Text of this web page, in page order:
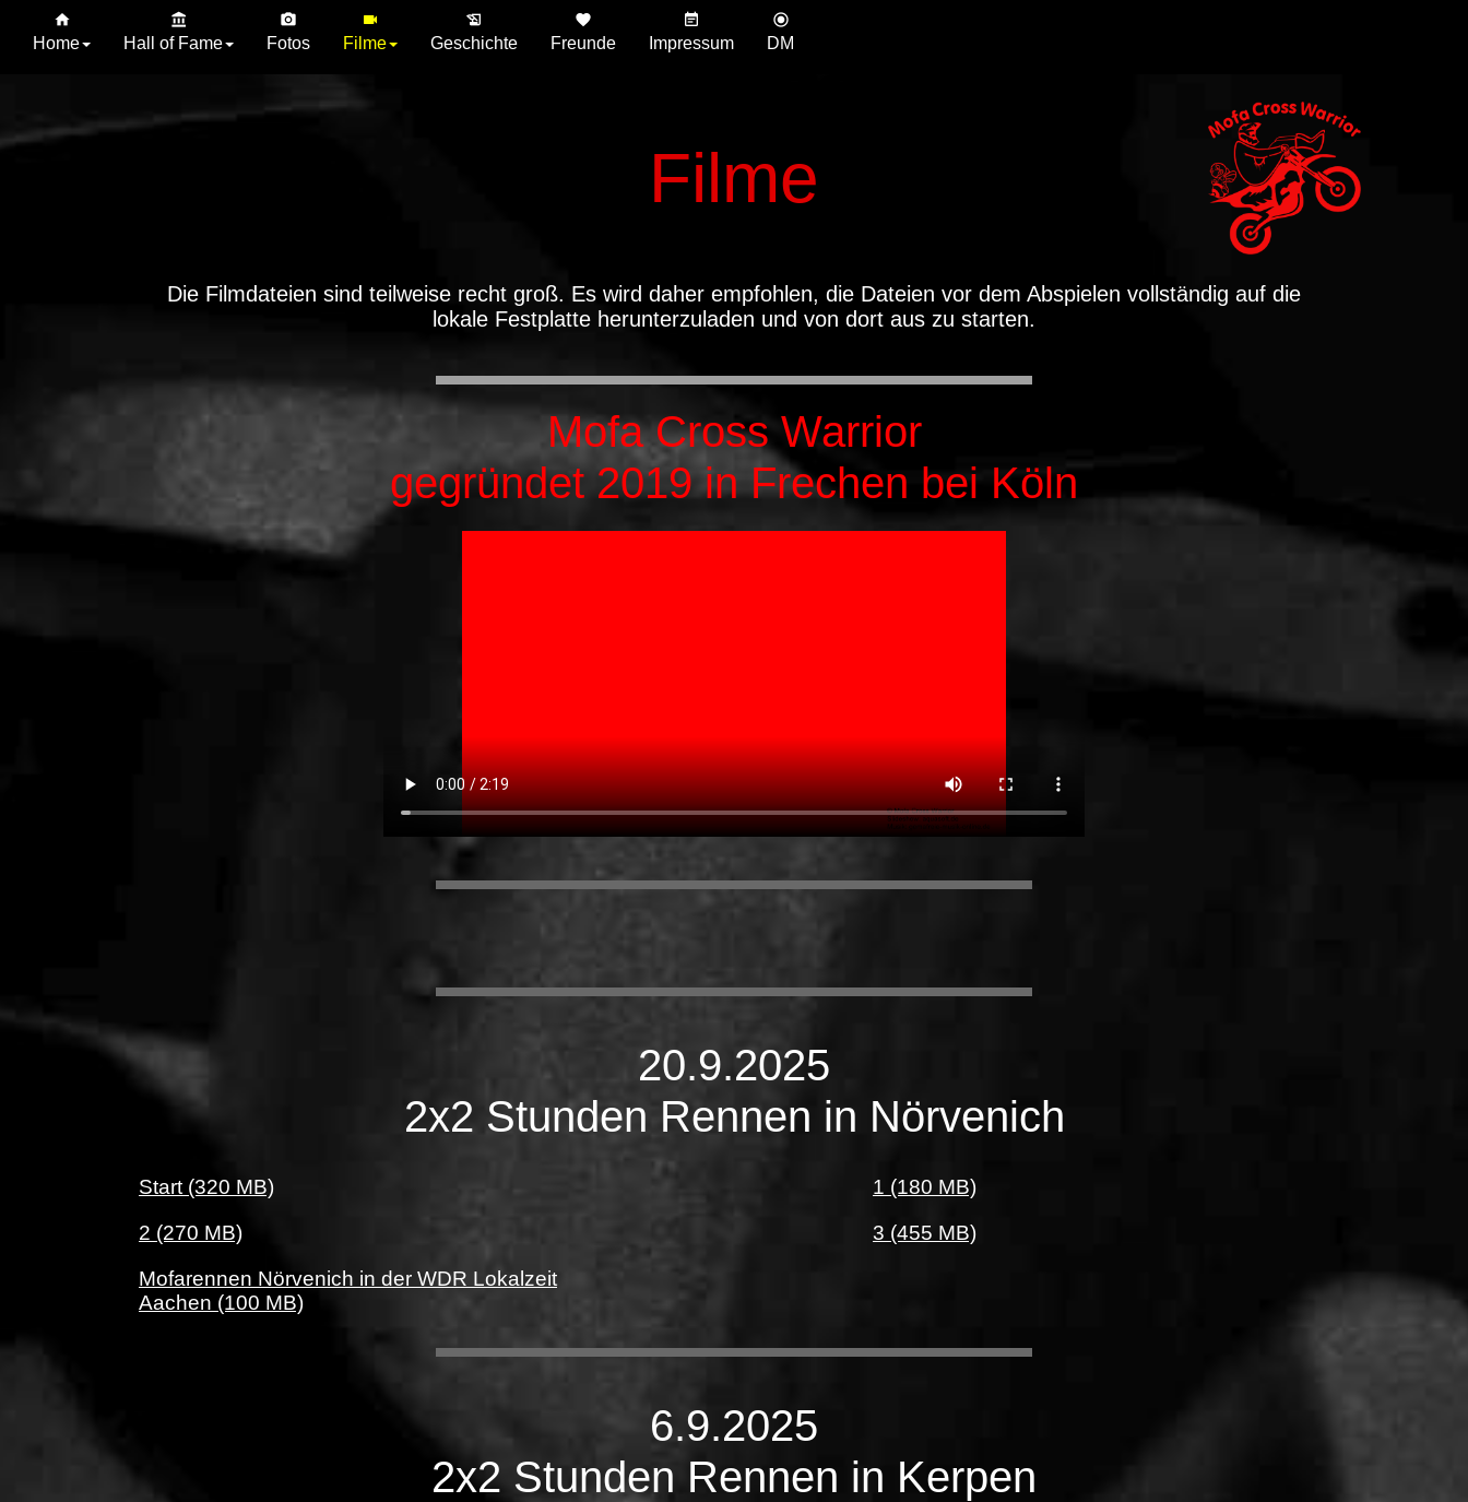
Home Hall of Fame Fotos Filme Geschichte Freunde Impressum DM
Filme
Die Filmdateien sind teilweise recht groß. Es wird daher empfohlen, die Dateien vor dem Abspielen vollständig auf die
lokale Festplatte herunterzuladen und von dort aus zu starten.
Mofa Cross Warrior
gegründet 2019 in Frechen bei Köln
20.9.2025
2x2 Stunden Rennen in Nörvenich
Start (320 MB)
1 (180 MB)
2 (270 MB)
3 (455 MB)
Mofarennen Nörvenich in der WDR Lokalzeit
Aachen (100 MB)
6.9.2025
2x2 Stunden Rennen in Kerpen